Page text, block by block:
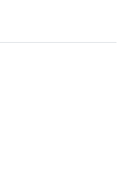
mit der Tab-